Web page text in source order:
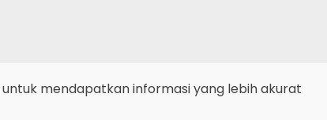
mendapatkan informasi yang lebih akurat